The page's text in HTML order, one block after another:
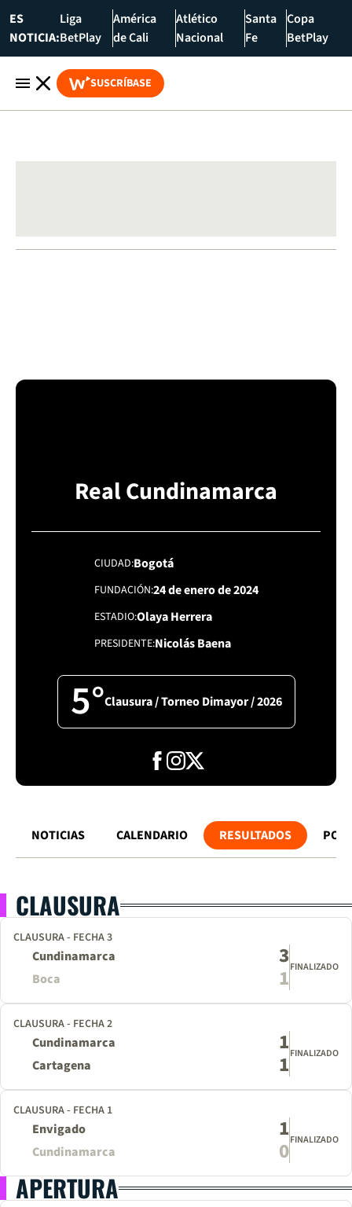
ES
NOTICIA:
Liga
BetPlay
América
de Cali
Atlético
Nacional
Santa
Fe
Copa
BetPlay
SUSCRÍBASE
Real Cundinamarca
CIUDADBogotá
FUNDACIÓN24 de enero de 2024
ESTADIOOlaya Herrera
PRESIDENTENicolás Baena
5°Clausura / Torneo Dimayor / 2026
NOTICIAS CALENDARIO RESULTADOS
CLAUSURA
CLAUSURA - FECHA 3
Cundinamarca 3
Boca 1FINALIZADO
CLAUSURA - FECHA 2
Cundinamarca 1
Cartagena 1FINALIZADO
CLAUSURA - FECHA 1
Envigado 1
Cundinamarca 0FINALIZADO
APERTURA